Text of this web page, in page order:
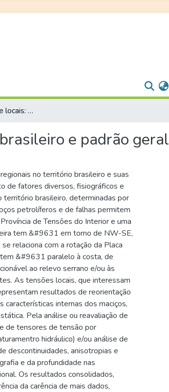
Tensões regionais e locais: casos no território brasileiro e padrão geral
e padrão geral
no território brasileiro e suas
de fatores diversos, fisiográficos e
brasileiro, determinadas por
petrolíferos e de falhas permitem
de Tensões do Interior e uma
tem &#9631 em torno de NW-SE,
relaciona com a rotação da Placa
&#9631 paralelo à costa, de
ao relevo serrano e/ou às
As tensões locais, que interessam
resultados de reorientação
internas dos maciços,
Pela análise ou reavaliação de
de tensores de tensão por
hidráulico) e/ou análise de
descontinuidades, anisotropias e
e da profundidade nas
Os resultados consolidados,
da carência de mais dados,